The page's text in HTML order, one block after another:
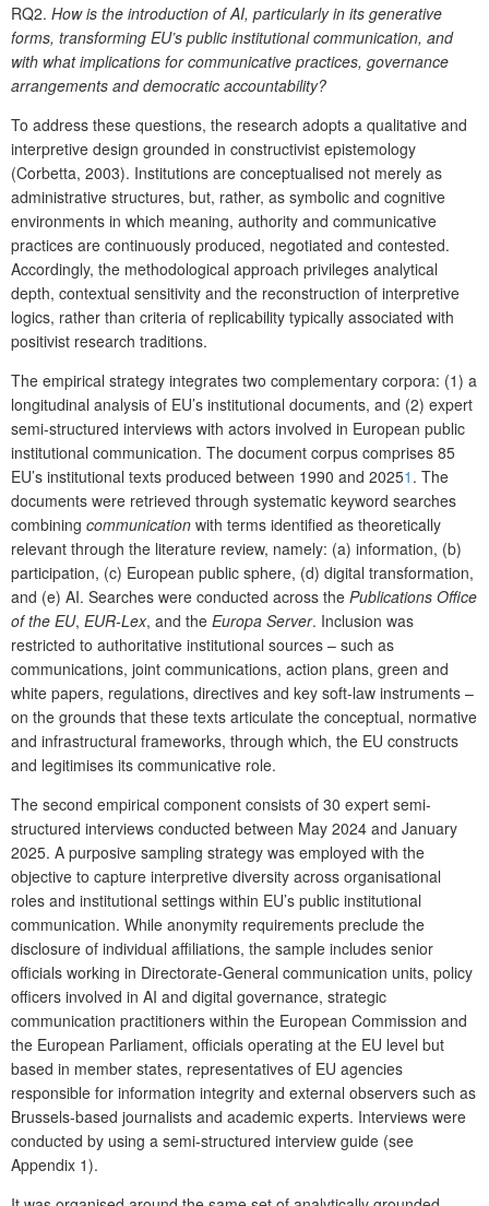
RQ2. How is the introduction of AI, particularly in its generative
forms, transforming EU’s public institutional communication, and
with what implications for communicative practices, governance
arrangements and democratic accountability?
To address these questions, the research adopts a qualitative and
interpretive design grounded in constructivist epistemology
(Corbetta, 2003). Institutions are conceptualised not merely as
administrative structures, but, rather, as symbolic and cognitive
environments in which meaning, authority and communicative
practices are continuously produced, negotiated and contested.
Accordingly, the methodological approach privileges analytical
depth, contextual sensitivity and the reconstruction of interpretive
logics, rather than criteria of replicability typically associated with
positivist research traditions.
The empirical strategy integrates two complementary corpora: (1) a
longitudinal analysis of EU’s institutional documents, and (2) expert
semi-structured interviews with actors involved in European public
institutional communication. The document corpus comprises 85
EU’s institutional texts produced between 1990 and 20251 . The
documents were retrieved through systematic keyword searches
combining communication with terms identified as theoretically
relevant through the literature review, namely: (a) information, (b)
participation, (c) European public sphere, (d) digital transformation,
and (e) AI. Searches were conducted across the Publications Office
of the EU, EUR-Lex, and the Europa Server. Inclusion was
restricted to authoritative institutional sources – such as
communications, joint communications, action plans, green and
white papers, regulations, directives and key soft-law instruments –
on the grounds that these texts articulate the conceptual, normative
and infrastructural frameworks, through which, the EU constructs
and legitimises its communicative role.
The second empirical component consists of 30 expert semi-
structured interviews conducted between May 2024 and January
2025. A purposive sampling strategy was employed with the
objective to capture interpretive diversity across organisational
roles and institutional settings within EU’s public institutional
communication. While anonymity requirements preclude the
disclosure of individual affiliations, the sample includes senior
officials working in Directorate-General communication units, policy
officers involved in AI and digital governance, strategic
communication practitioners within the European Commission and
the European Parliament, officials operating at the EU level but
based in member states, representatives of EU agencies
responsible for information integrity and external observers such as
Brussels-based journalists and academic experts. Interviews were
conducted by using a semi-structured interview guide (see
Appendix 1).